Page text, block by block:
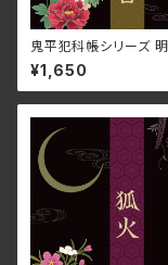
鬼平犯科帳シリーズ
郎吉 DLBK-205(仕
¥1,650